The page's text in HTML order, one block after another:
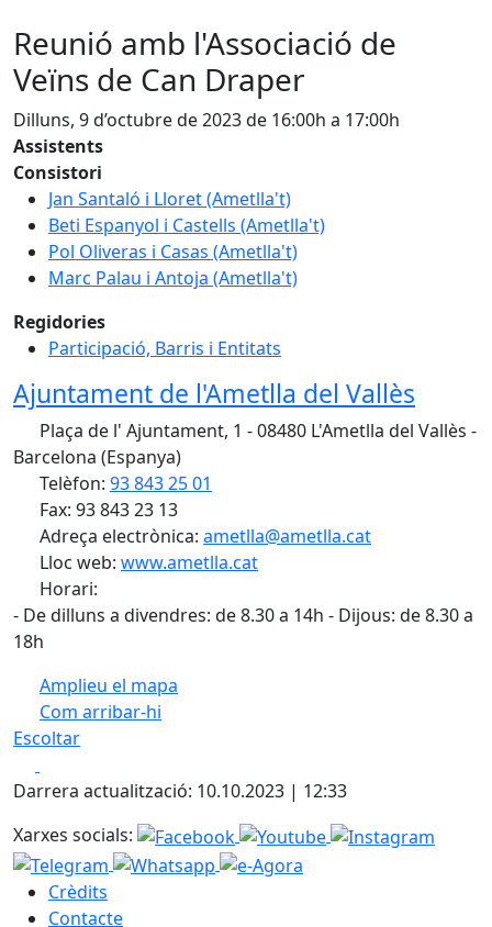
Reunió amb l'Associació de
Veïns de Can Draper
Dilluns, 9 d’octubre de 2023 de 16:00h a 17:00h
Assistents
Consistori
Jan Santaló i Lloret (Ametlla't)
Beti Espanyol i Castells (Ametlla't)
Pol Oliveras i Casas (Ametlla't)
Marc Palau i Antoja (Ametlla't)
Regidories
Participació, Barris i Entitats
Ajuntament de l'Ametlla del Vallès
Plaça de l' Ajuntament, 1 - 08480 L'Ametlla del Vallès -
Barcelona (Espanya)
Telèfon: 93 843 25 01
Fax: 93 843 23 13
Adreça electrònica: ametlla@ametlla.cat
Lloc web: www.ametlla.cat
Horari:
- De dilluns a divendres: de 8.30 a 14h - Dijous: de 8.30 a
18h
Amplieu el mapa
Com arribar-hi
+
−
Escoltar
Darrera actualització: 10.10.2023 | 12:33
Xarxes socials:
Crèdits
Contacte